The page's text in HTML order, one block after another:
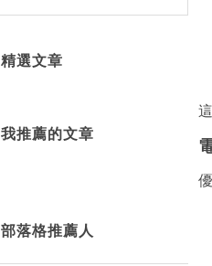
精選文章
我推薦的文章
部落格推薦人